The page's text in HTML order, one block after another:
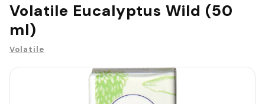
Volatile Eucalyptus Wild (50
ml)
Volatile